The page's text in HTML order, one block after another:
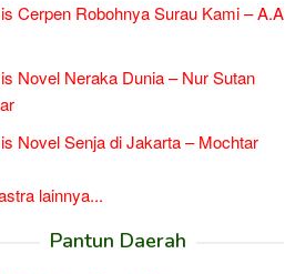
Cerpen Robohnya Surau Kami – A.A
Novel Neraka Dunia – Nur Sutan
Novel Senja di Jakarta – Mochtar
lainnya...
Pantun Daerah